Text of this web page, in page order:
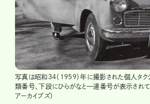
写真は昭和34（1959）年に撮影された個人タク
類番号、下段にひらがなと一連番号が表示され
アーカイブズ）